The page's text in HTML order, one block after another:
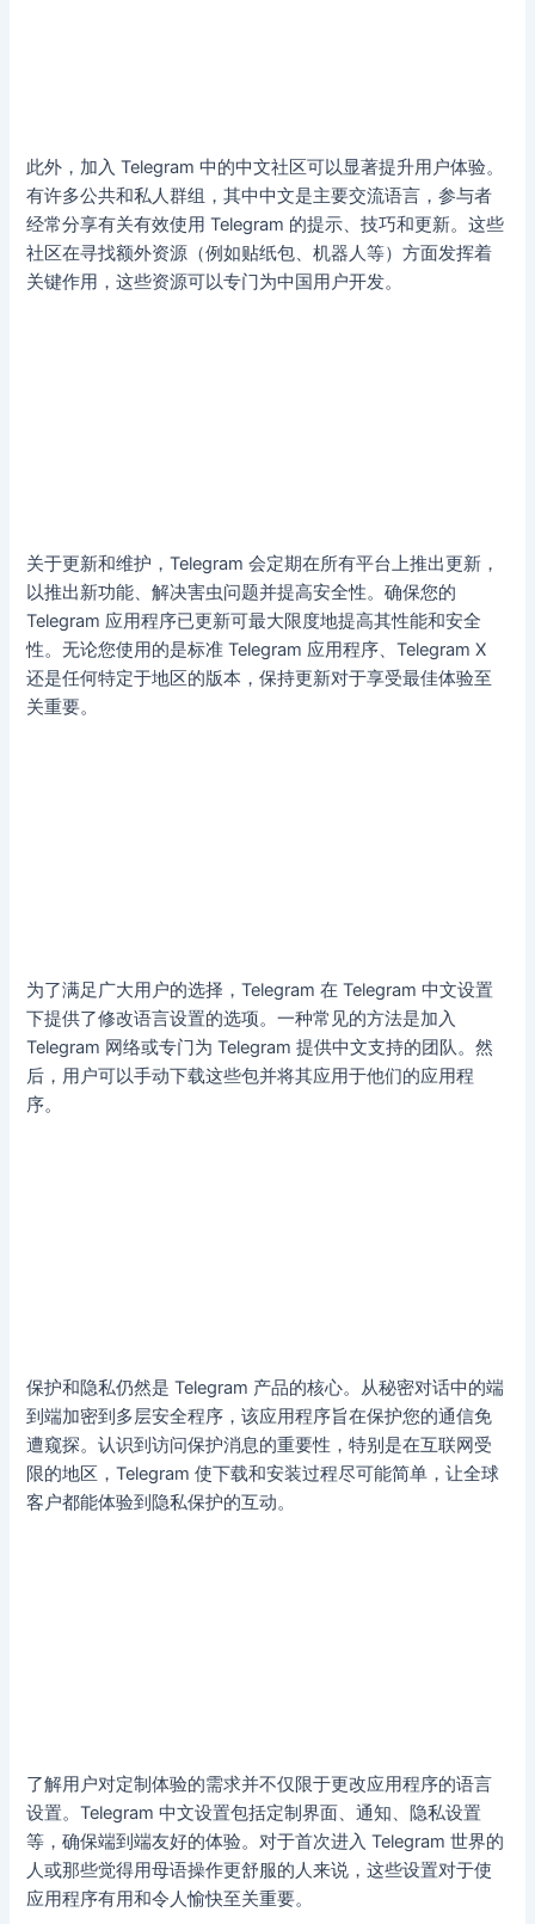
此外，加入 Telegram 中的中文社区可以显著提升用户体验。
有许多公共和私人群组，其中中文是主要交流语言，参与者
经常分享有关有效使用 Telegram 的提示、技巧和更新。这些
社区在寻找额外资源（例如贴纸包、机器人等）方面发挥着
关键作用，这些资源可以专门为中国用户开发。
关于更新和维护，Telegram 会定期在所有平台上推出更新，
以推出新功能、解决害虫问题并提高安全性。确保您的
Telegram 应用程序已更新可最大限度地提高其性能和安全
性。无论您使用的是标准 Telegram 应用程序、Telegram X
还是任何特定于地区的版本，保持更新对于享受最佳体验至
关重要。
为了满足广大用户的选择，Telegram 在 Telegram 中文设置
下提供了修改语言设置的选项。一种常见的方法是加入
Telegram 网络或专门为 Telegram 提供中文支持的团队。然
后，用户可以手动下载这些包并将其应用于他们的应用程
序。
保护和隐私仍然是 Telegram 产品的核心。从秘密对话中的端
到端加密到多层安全程序，该应用程序旨在保护您的通信免
遭窥探。认识到访问保护消息的重要性，特别是在互联网受
限的地区，Telegram 使下载和安装过程尽可能简单，让全球
客户都能体验到隐私保护的互动。
了解用户对定制体验的需求并不仅限于更改应用程序的语言
设置。Telegram 中文设置包括定制界面、通知、隐私设置
等，确保端到端友好的体验。对于首次进入 Telegram 世界的
人或那些觉得用母语操作更舒服的人来说，这些设置对于使
应用程序有用和令人愉快至关重要。